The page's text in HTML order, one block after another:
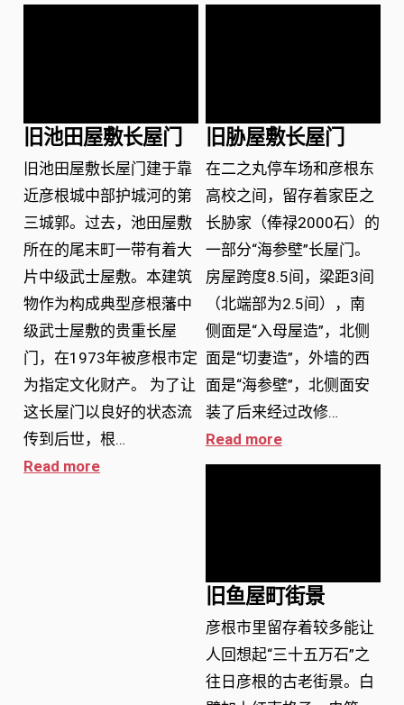
旧池田屋敷长屋门
旧池田屋敷长屋门建于靠
近彦根城中部护城河的第
三城郭。过去，池田屋敷
所在的尾末町一带有着大
片中级武士屋敷。本建筑
物作为构成典型彦根藩中
级武士屋敷的贵重长屋
门，在1973年被彦根市定
为指定文化财产。 为了让
这长屋门以良好的状态流
传到后世，根…
Read more
旧胁屋敷长屋门
在二之丸停车场和彦根东
高校之间，留存着家臣之
长胁家（俸禄2000石）的
一部分“海参壁”长屋门。
房屋跨度8.5间，梁距3间
（北端部为2.5间），南
侧面是“入母屋造”，北侧
面是“切妻造”，外墙的西
面是“海参壁”，北侧面安
装了后来经过改修…
Read more
旧鱼屋町街景
彦根市里留存着较多能让
人回想起“三十五万石”之
往日彦根的古老街景。白